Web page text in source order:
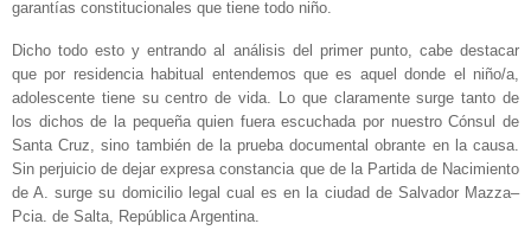
garantías constitucionales que tiene todo niño.
Dicho todo esto y entrando al análisis del primer punto, cabe destacar
que por residencia habitual entendemos que es aquel donde el niño/a,
adolescente tiene su centro de vida. Lo que claramente surge tanto de
los dichos de la pequeña quien fuera escuchada por nuestro Cónsul de
Santa Cruz, sino también de la prueba documental obrante en la causa.
Sin perjuicio de dejar expresa constancia que de la Partida de Nacimiento
de A. surge su domicilio legal cual es en la ciudad de Salvador Mazza–
Pcia. de Salta, República Argentina.